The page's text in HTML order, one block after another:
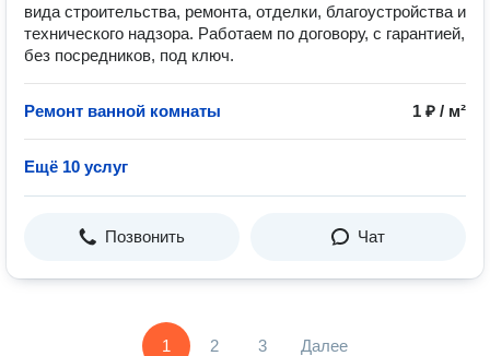
вида строительства, ремонта, отделки, благоустройства и
технического надзора. Работаем по договору, с гарантией,
без посредников, под ключ.
Ремонт ванной комнаты 1 ₽ / м²
Ещё 10 услуг
Позвонить Чат
1 2 3 Далее